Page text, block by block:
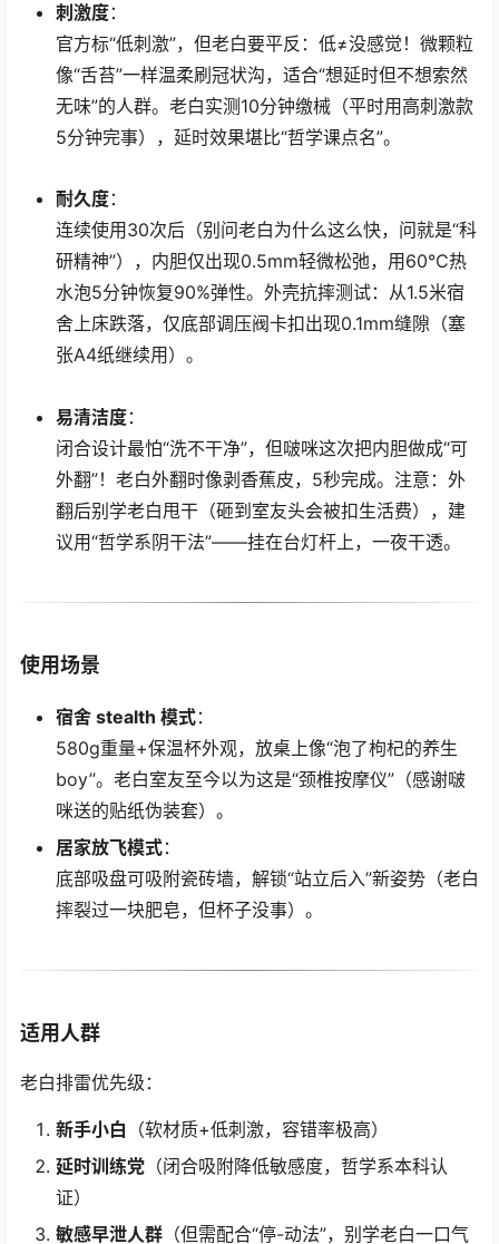
刺激度：
官方标“低刺激”，但老白要平反：低≠没感觉！微颗粒
像“舌苔”一样温柔刷冠状沟，适合“想延时但不想索然
无味”的人群。老白实测10分钟缴械（平时用高刺激款
5分钟完事），延时效果堪比“哲学课点名”。
耐久度：
连续使用30次后（别问老白为什么这么快，问就是“科
研精神”），内胆仅出现0.5mm轻微松弛，用60℃热
水泡5分钟恢复90%弹性。外壳抗摔测试：从1.5米宿
舍上床跌落，仅底部调压阀卡扣出现0.1mm缝隙（塞
张A4纸继续用）。
易清洁度：
闭合设计最怕“洗不干净”，但啵咪这次把内胆做成“可
外翻”！老白外翻时像剥香蕉皮，5秒完成。注意：外
翻后别学老白甩干（砸到室友头会被扣生活费），建
议用“哲学系阴干法”——挂在台灯杆上，一夜干透。
使用场景
宿舍 stealth 模式：
580g重量+保温杯外观，放桌上像“泡了枸杞的养生
boy”。老白室友至今以为这是“颈椎按摩仪”（感谢啵
咪送的贴纸伪装套）。
居家放飞模式：
底部吸盘可吸附瓷砖墙，解锁“站立后入”新姿势（老白
摔裂过一块肥皂，但杯子没事）。
适用人群
老白排雷优先级：
新手小白 （软材质+低刺激，容错率极高）
延时训练党 （闭合吸附降低敏感度，哲学系本科认
证）
敏感早泄人群 （但需配合“停-动法”，别学老白一口气